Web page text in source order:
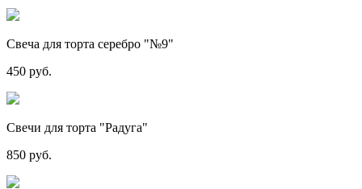
Свеча для торта серебро "№9"
450 руб.
Свечи для торта "Радуга"
850 руб.